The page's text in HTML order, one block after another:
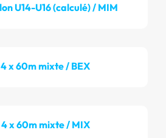
U14-U16 (calculé) / MIM
4 x 60m mixte / BEX
4 x 60m mixte / MIX